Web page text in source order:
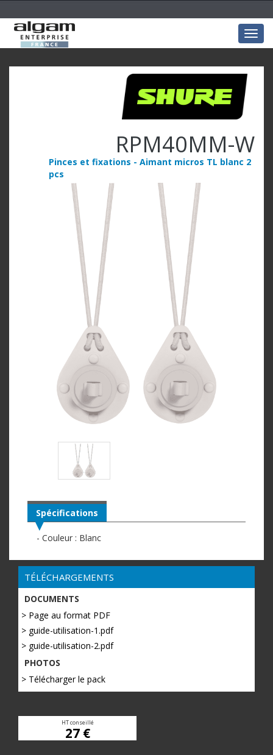
RPM40MM-W
Pinces et fixations - Aimant micros TL blanc 2
pcs
Spécifications
- Couleur : Blanc
TÉLÉCHARGEMENTS
DOCUMENTS
> Page au format PDF
> guide-utilisation-1.pdf
> guide-utilisation-2.pdf
PHOTOS
> Télécharger le pack
HT conseillé
27 €